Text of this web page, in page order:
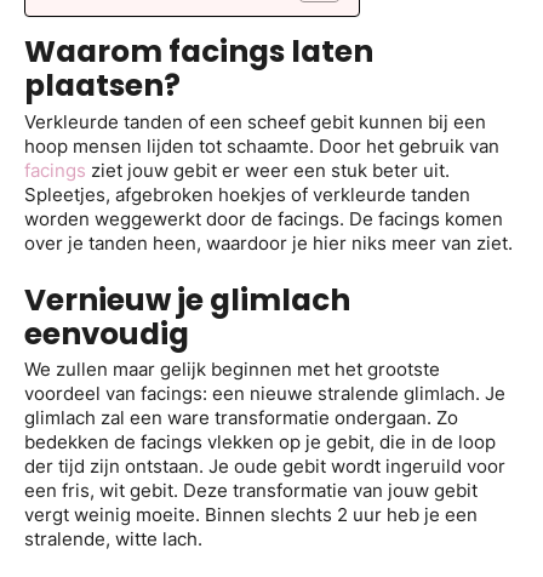
Waarom facings laten
plaatsen?
Verkleurde tanden of een scheef gebit kunnen bij een
hoop mensen lijden tot schaamte. Door het gebruik van
facings ziet jouw gebit er weer een stuk beter uit.
Spleetjes, afgebroken hoekjes of verkleurde tanden
worden weggewerkt door de facings. De facings komen
over je tanden heen, waardoor je hier niks meer van ziet.
Vernieuw je glimlach
eenvoudig
We zullen maar gelijk beginnen met het grootste
voordeel van facings: een nieuwe stralende glimlach. Je
glimlach zal een ware transformatie ondergaan. Zo
bedekken de facings vlekken op je gebit, die in de loop
der tijd zijn ontstaan. Je oude gebit wordt ingeruild voor
een fris, wit gebit. Deze transformatie van jouw gebit
vergt weinig moeite. Binnen slechts 2 uur heb je een
stralende, witte lach.